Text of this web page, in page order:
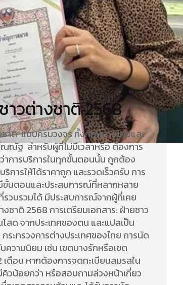
าวต่างชาติ 2568
าติ แบบครบวงจร ทั้งกฎหมายไทยและ
ณัฐ สำหรับผู้ที่ไม่มีเวลาหรือ ต้องการ
าการบริการในทุกขั้นตอนนั้น ถูกต้อง
ารให้ได้ราคาถูก และรวดเร็วครับ การ
ขั้นตอนและประสบการณ์ที่หลากหลาย
บรวมได้ มีประสบการณ์จากผู้ที่เคย
ชาติ 2568 การเตรียมเอกสาร: ฝ่ายชาว
ด จากประเทศของตน และแปลเป็น
ะทรวงการต่างประเทศของไทย การนัด
วามนิยม เช่น เขตบางรักหรือเขต
ดือน หากต้องการจดทะเบียนสมรสใน
วน้อยกว่า หรือสอบถามล่วงหน้าเกี่ยว